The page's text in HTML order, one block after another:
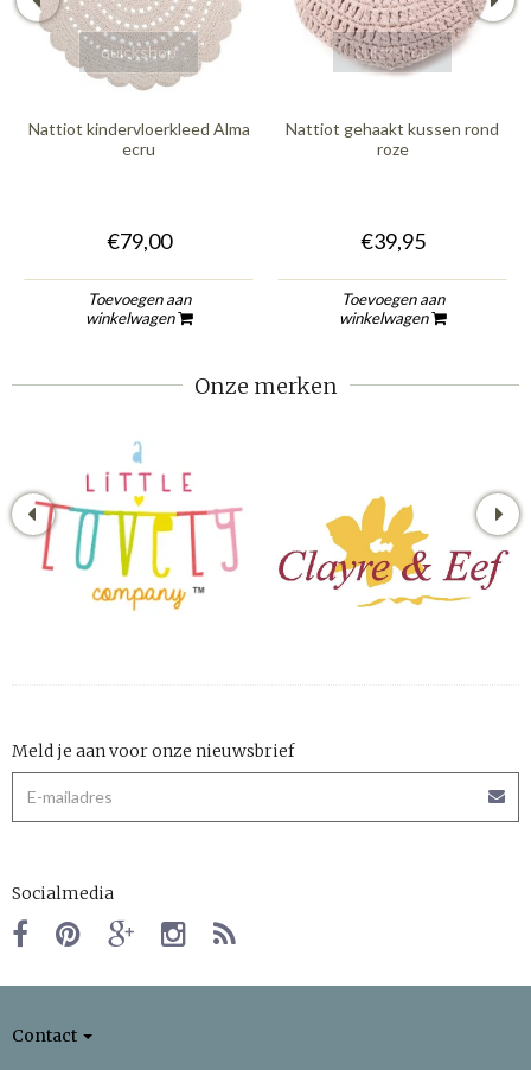
quickshop
Nattiot kindervloerkleed Alma
ecru
€79,00
Toevoegen aan
winkelwagen
quickshop
Nattiot gehaakt kussen rond
roze
€39,95
Toevoegen aan
winkelwagen
Onze merken
Meld je aan voor onze nieuwsbrief
Socialmedia
Contact